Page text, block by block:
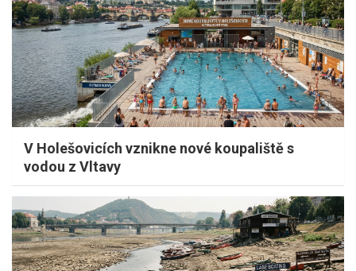
V Holešovicích vznikne nové koupaliště s
vodou z Vltavy